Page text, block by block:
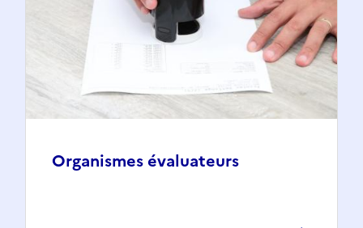
Organismes évaluateurs